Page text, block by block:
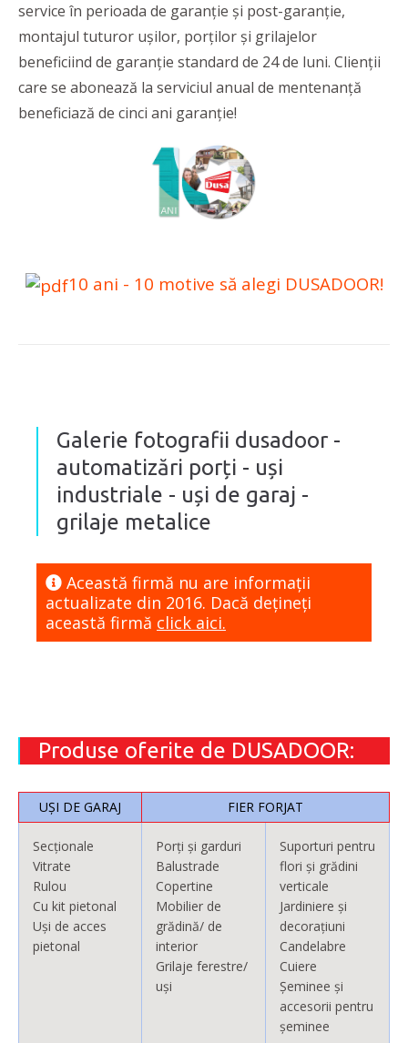
service în perioada de garanție și post-garanție,
montajul tuturor ușilor, porților și grilajelor
beneficiind de garanție standard de 24 de luni. Clienții
care se abonează la serviciul anual de mentenanță
beneficiază de cinci ani garanție!
10 ani - 10 motive să alegi DUSADOOR!
Galerie fotografii dusadoor -
automatizări porți - uși
industriale - uși de garaj -
grilaje metalice
Această firmă nu are informaţii
actualizate din 2016. Dacă dețineți
această firmă click aici.
Produse oferite de DUSADOOR:
UȘI DE GARAJ FIER FORJAT
Secționale
Vitrate
Rulou
Cu kit pietonal
Uși de acces
pietonal
Porți și garduri
Balustrade
Copertine
Mobilier de
grădină/ de
interior
Grilaje ferestre/
uși
Suporturi pentru
flori și grădini
verticale
Jardiniere și
decorațiuni
Candelabre
Cuiere
Șeminee și
accesorii pentru
șeminee